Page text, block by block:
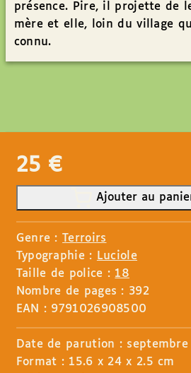
présence. Pire, il projette de
mère et elle, loin du village
connu.
25 €
Ajouter au
Genre :Terroirs
Typographie : Luciole
Taille de police : 18
Nombre de pages : 392
EAN : 9791026908500
Date de parution : septembre
Format : 15.6 x 24 x 2.5 cm